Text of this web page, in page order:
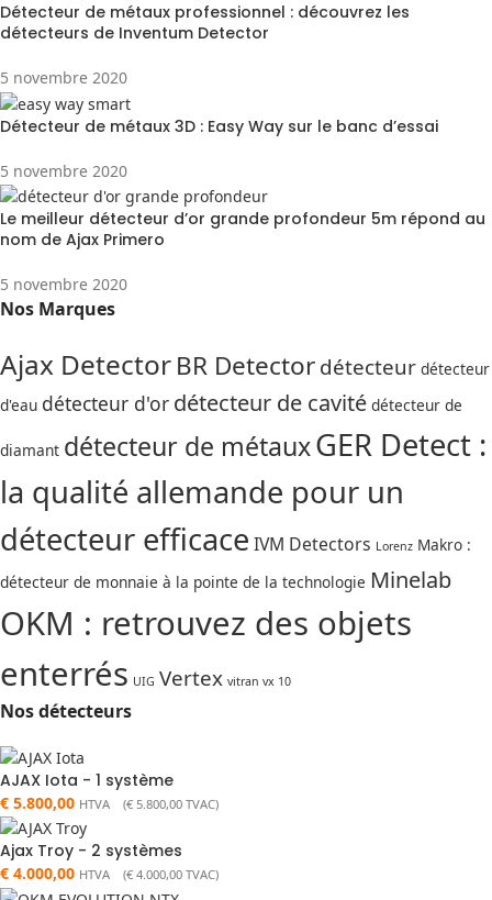
Détecteur de métaux professionnel : découvrez les
détecteurs de Inventum Detector
5 novembre 2020
Détecteur de métaux 3D : Easy Way sur le banc d’essai
5 novembre 2020
Le meilleur détecteur d’or grande profondeur 5m répond au
nom de Ajax Primero
5 novembre 2020
Nos Marques
Ajax DetectorBR Detectordétecteur détecteur
d'eau détecteur d'or détecteur de cavité détecteur de
diamant détecteur de métauxGER Detect :
la qualité allemande pour un
détecteur efficace IVM Detectors Lorenz Makro :
détecteur de monnaie à la pointe de la technologie Minelab
OKM : retrouvez des objets
enterrés UIG Vertex vitran vx 10
Nos détecteurs
AJAX Iota - 1 système
€ 5.800,00 HTVA (€ 5.800,00 TVAC)
Ajax Troy - 2 systèmes
€ 4.000,00 HTVA (€ 4.000,00 TVAC)